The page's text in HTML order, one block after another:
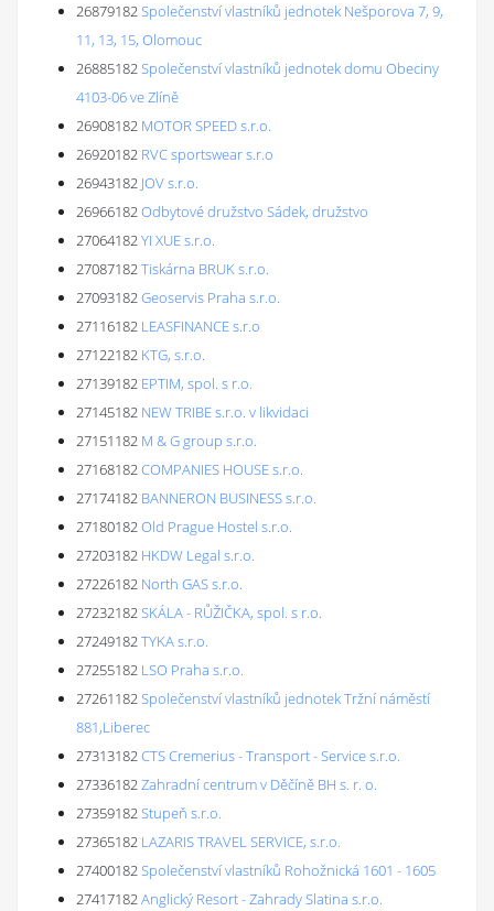
26879182Společenství vlastníků jednotek Nešporova 7, 9,
11, 13, 15, Olomouc
26885182Společenství vlastníků jednotek domu Obeciny
4103-06 ve Zlíně
26908182 MOTOR SPEED s.r.o.
26920182 RVC sportswear s.r.o
26943182 JOV s.r.o.
26966182Odbytové družstvo Sádek, družstvo
27064182YI XUE s.r.o.
27087182Tiskárna BRUK s.r.o.
27093182Geoservis Praha s.r.o.
27116182 LEASFINANCE s.r.o
27122182 KTG, s.r.o.
27139182 EPTIM, spol. s r.o.
27145182 NEW TRIBE s.r.o. v likvidaci
27151182 M & G group s.r.o.
27168182COMPANIES HOUSE s.r.o.
27174182 BANNERON BUSINESS s.r.o.
27180182Old Prague Hostel s.r.o.
27203182 HKDW Legal s.r.o.
27226182 North GAS s.r.o.
27232182SKÁLA - RŮŽIČKA, spol. s r.o.
27249182TYKA s.r.o.
27255182 LSO Praha s.r.o.
27261182Společenství vlastníků jednotek Tržní náměstí
881,Liberec
27313182CTS Cremerius - Transport - Service s.r.o.
27336182Zahradní centrum v Děčíně BH s. r. o.
27359182Stupeň s.r.o.
27365182 LAZARIS TRAVEL SERVICE, s.r.o.
27400182Společenství vlastníků Rohožnická 1601 - 1605
27417182Anglický Resort - Zahrady Slatina s.r.o.